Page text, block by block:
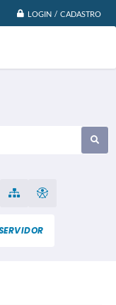
LOGIN / CADASTRO